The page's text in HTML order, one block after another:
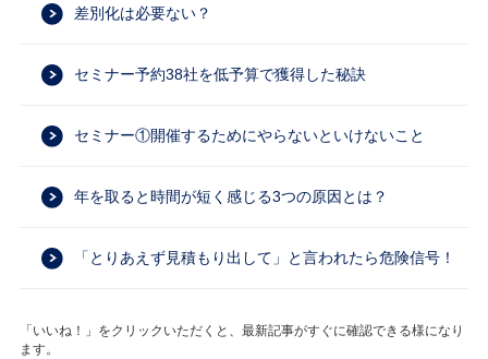
差別化は必要ない？
セミナー予約38社を低予算で獲得した秘訣
セミナー①開催するためにやらないといけないこと
年を取ると時間が短く感じる3つの原因とは？
「とりあえず見積もり出して」と言われたら危険信号！
「いいね！」をクリックいただくと、最新記事がすぐに確認できる様になり
ます。